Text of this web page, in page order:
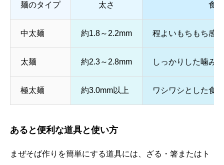
麺のタイプ 太さ 食
中太麺 約1.8～2.2mm 程よいもちもち感
太麺 約2.3～2.8mm しっかりした噛み
極太麺 約3.0mm以上 ワシワシとした食
あると便利な道具と使い方
まぜそば作りを簡単にする道具には、ざる・箸またはト